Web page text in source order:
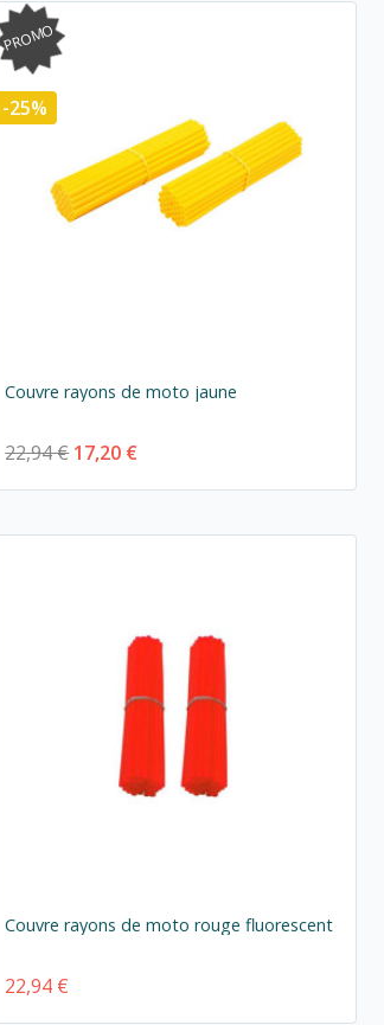
PROMO
-25%
Couvre rayons de moto jaune
22,94 € 17,20 €
Couvre rayons de moto rouge fluorescent
22,94 €